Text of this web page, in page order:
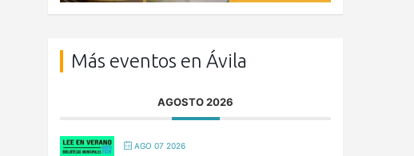
Más eventos en Ávila
AGOSTO 2026
AGO 07 2026